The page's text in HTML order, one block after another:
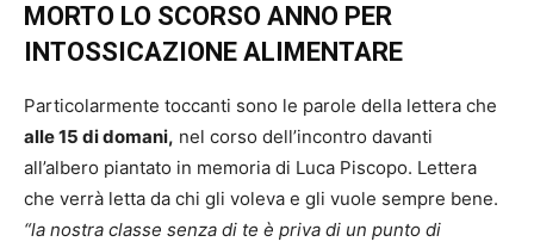
MORTO LO SCORSO ANNO PER
INTOSSICAZIONE ALIMENTARE
Particolarmente toccanti sono le parole della lettera che
alle 15 di domani, nel corso dell’incontro davanti
all’albero piantato in memoria di Luca Piscopo. Lettera
che verrà letta da chi gli voleva e gli vuole sempre bene.
“la nostra classe senza di te è priva di un punto di